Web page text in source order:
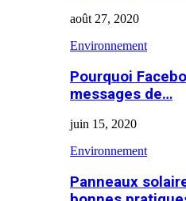
août 27, 2020
Environnement
Pourquoi
messages de…
juin 15, 2020
Environnement
Panneaux